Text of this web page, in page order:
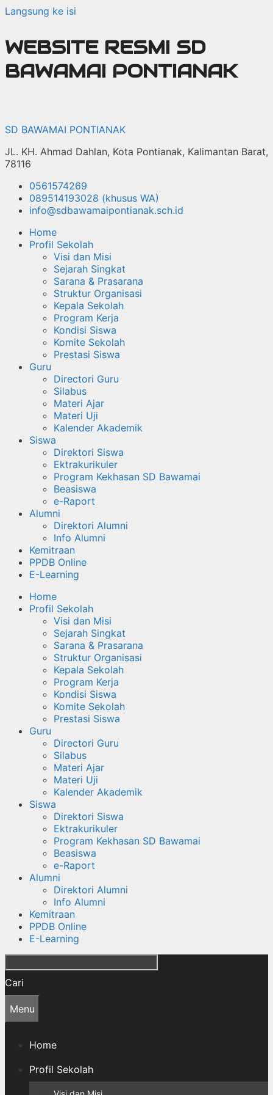
Langsung ke isi
WEBSITE RESMI SD
BAWAMAI PONTIANAK
SD BAWAMAI PONTIANAK
JL. KH. Ahmad Dahlan, Kota Pontianak, Kalimantan Barat,
78116
0561574269
089514193028 (khusus WA)
info@sdbawamaipontianak.sch.id
Home
Profil Sekolah
Visi dan Misi
Sejarah Singkat
Sarana & Prasarana
Struktur Organisasi
Kepala Sekolah
Program Kerja
Kondisi Siswa
Komite Sekolah
Prestasi Siswa
Guru
Directori Guru
Silabus
Materi Ajar
Materi Uji
Kalender Akademik
Siswa
Direktori Siswa
Ektrakurikuler
Program Kekhasan SD Bawamai
Beasiswa
e-Raport
Alumni
Direktori Alumni
Info Alumni
Kemitraan
PPDB Online
E-Learning
Home
Profil Sekolah
Visi dan Misi
Sejarah Singkat
Sarana & Prasarana
Struktur Organisasi
Kepala Sekolah
Program Kerja
Kondisi Siswa
Komite Sekolah
Prestasi Siswa
Guru
Directori Guru
Silabus
Materi Ajar
Materi Uji
Kalender Akademik
Siswa
Direktori Siswa
Ektrakurikuler
Program Kekhasan SD Bawamai
Beasiswa
e-Raport
Alumni
Direktori Alumni
Info Alumni
Kemitraan
PPDB Online
E-Learning
Cari
Menu
Home
Profil Sekolah